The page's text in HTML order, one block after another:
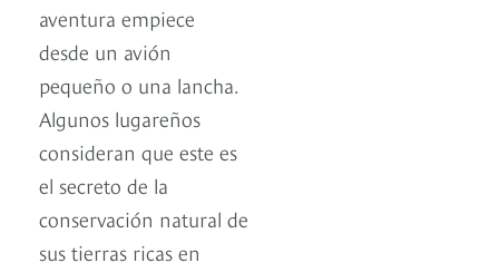
aventura empiece
desde un avión
pequeño o una lancha.
Algunos lugareños
consideran que este es
el secreto de la
conservación natural de
sus tierras ricas en